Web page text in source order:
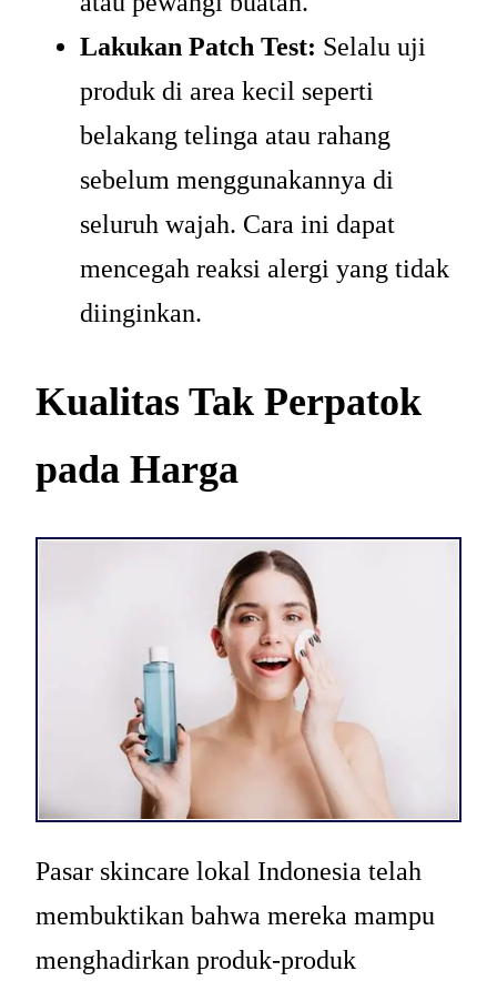
Lakukan Patch Test: Selalu uji
produk di area kecil seperti
belakang telinga atau rahang
sebelum menggunakannya di
seluruh wajah. Cara ini dapat
mencegah reaksi alergi yang tidak
diinginkan.
Kualitas Tak Perpatok
pada Harga
Pasar skincare lokal Indonesia telah
membuktikan bahwa mereka mampu
menghadirkan produk-produk